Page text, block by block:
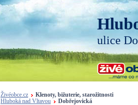
ulice
Živéobce.cz
Klenoty, bižuterie, starožitnosti
Hluboká nad Vltavou
Dobřejovická